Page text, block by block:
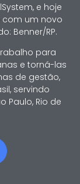
e hoje
um novo
Benner/RP.
para
e torná-las
de gestão,
servindo
Paulo, Rio de